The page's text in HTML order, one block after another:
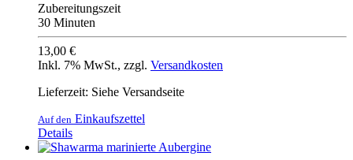
Zubereitungszeit
30 Minuten
13,00 €
Inkl. 7% MwSt., zzgl. Versandkosten
Lieferzeit: Siehe Versandseite
Auf den Einkaufszettel
Details